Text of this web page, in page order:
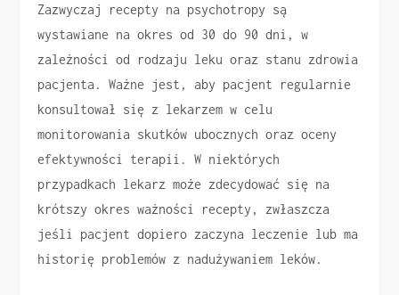
Zazwyczaj recepty na psychotropy są
wystawiane na okres od 30 do 90 dni, w
zależności od rodzaju leku oraz stanu zdrowia
pacjenta. Ważne jest, aby pacjent regularnie
konsultował się z lekarzem w celu
monitorowania skutków ubocznych oraz oceny
efektywności terapii. W niektórych
przypadkach lekarz może zdecydować się na
krótszy okres ważności recepty, zwłaszcza
jeśli pacjent dopiero zaczyna leczenie lub ma
historię problemów z nadużywaniem leków.